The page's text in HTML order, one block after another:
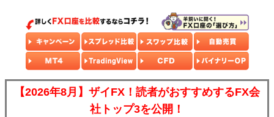
【2026年8月】ザイFX！読者がおすすめするFX会
社トップ3を公開！